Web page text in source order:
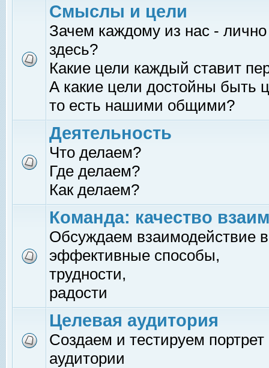
Смыслы и цели
Зачем каждому из нас -
здесь?
Какие цели каждый ставит
А какие цели достойны быть
то есть нашими общими?
Деятельность
Что делаем?
Где делаем?
Как делаем?
Команда: качество
Обсуждаем взаимодействие
эффективные способы,
трудности,
радости
Целевая аудитория
Создаем и тестируем
аудитории